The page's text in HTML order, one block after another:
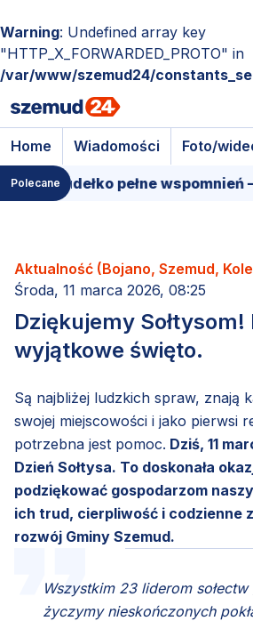
Warning: Undefined array key
"HTTP_X_FORWARDED_PROTO" in
/var/www/szemud24/
Home Wiadomości Foto/
Polecane
pudełko pełne wspomnień –
Aktualność (Bojano, Szemud,
Łebno, Dobrzewino, Donimierz,
Grabowiec, Częstkowo, Głazica,
Karczemki, Kieleńska Huta,
Łebieńska Huta, Przetoczyno,
Środa, 11 marca 2026, 08:25
Dziękujemy Sołtysom!
wyjątkowe święto.
Są najbliżej ludzkich spraw, znają
swojej miejscowości i jako pierwsi
potrzebna jest pomoc. Dziś, 11
Dzień Sołtysa. To doskonała
podziękować gospodarzom
ich trud, cierpliwość i codzienne
rozwój Gminy Szemud.
Wszystkim 23 liderom
życzymy nieskończonych